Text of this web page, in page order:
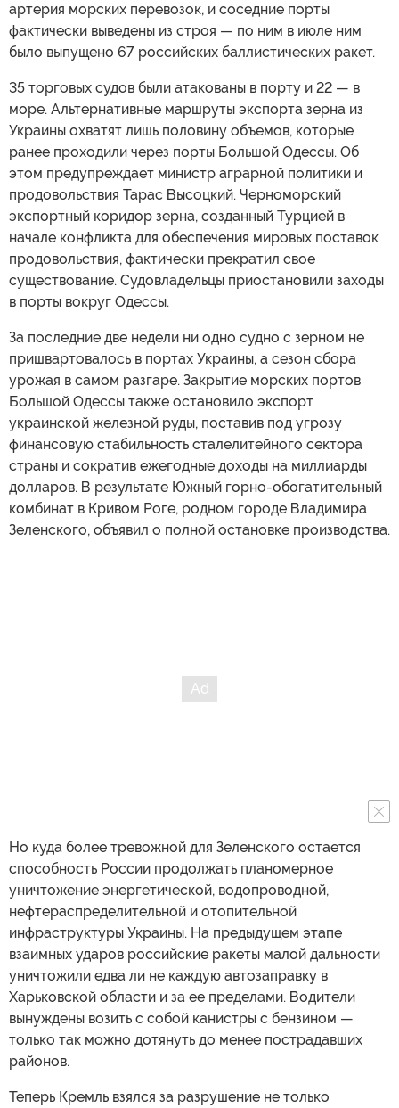
артерия морских перевозок, и соседние порты
фактически выведены из строя — по ним в июле ним
было выпущено 67 российских баллистических ракет.
35 торговых судов были атакованы в порту и 22 — в
море. Альтернативные маршруты экспорта зерна из
Украины охватят лишь половину объемов, которые
ранее проходили через порты Большой Одессы. Об
этом предупреждает министр аграрной политики и
продовольствия Тарас Высоцкий. Черноморский
экспортный коридор зерна, созданный Турцией в
начале конфликта для обеспечения мировых поставок
продовольствия, фактически прекратил свое
существование. Судовладельцы приостановили заходы
в порты вокруг Одессы.
За последние две недели ни одно судно с зерном не
пришвартовалось в портах Украины, а сезон сбора
урожая в самом разгаре. Закрытие морских портов
Большой Одессы также остановило экспорт
украинской железной руды, поставив под угрозу
финансовую стабильность сталелитейного сектора
страны и сократив ежегодные доходы на миллиарды
долларов. В результате Южный горно-обогатительный
комбинат в Кривом Роге, родном городе Владимира
Зеленского, объявил о полной остановке производства.
Но куда более тревожной для Зеленского остается
способность России продолжать планомерное
уничтожение энергетической, водопроводной,
нефтераспределительной и отопительной
инфраструктуры Украины. На предыдущем этапе
взаимных ударов российские ракеты малой дальности
уничтожили едва ли не каждую автозаправку в
Харьковской области и за ее пределами. Водители
вынуждены возить с собой канистры с бензином —
только так можно дотянуть до менее пострадавших
районов.
Теперь Кремль взялся за разрушение не только